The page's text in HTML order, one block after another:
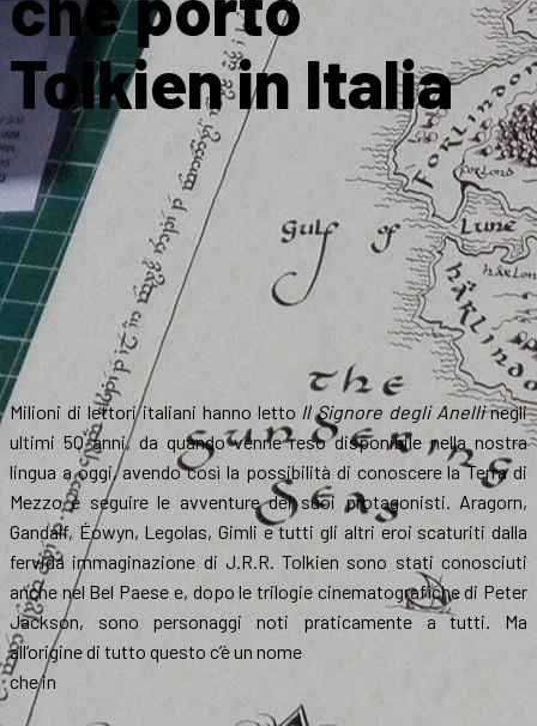
Tolkien in Italia
Milioni di lettori italiani hanno letto Il Signore degli Anellinegli
ultimi 50 anni, da quando venne reso disponibile nella nostra
lingua a oggi, avendo così la possibilità di conoscere la Terra di
Mezzo e seguire le avventure dei suoi protagonisti. Aragorn,
Gandalf, Éowyn, Legolas, Gimli e tutti gli altri eroi scaturiti dalla
fervida immaginazione di J.R.R. Tolkien sono stati conosciuti
anche nel Bel Paese e, dopo le trilogie cinematografiche di Peter
Jackson, sono personaggi noti praticamente a tutti. Ma
all’origine di tutto questo c’è un nome
che in